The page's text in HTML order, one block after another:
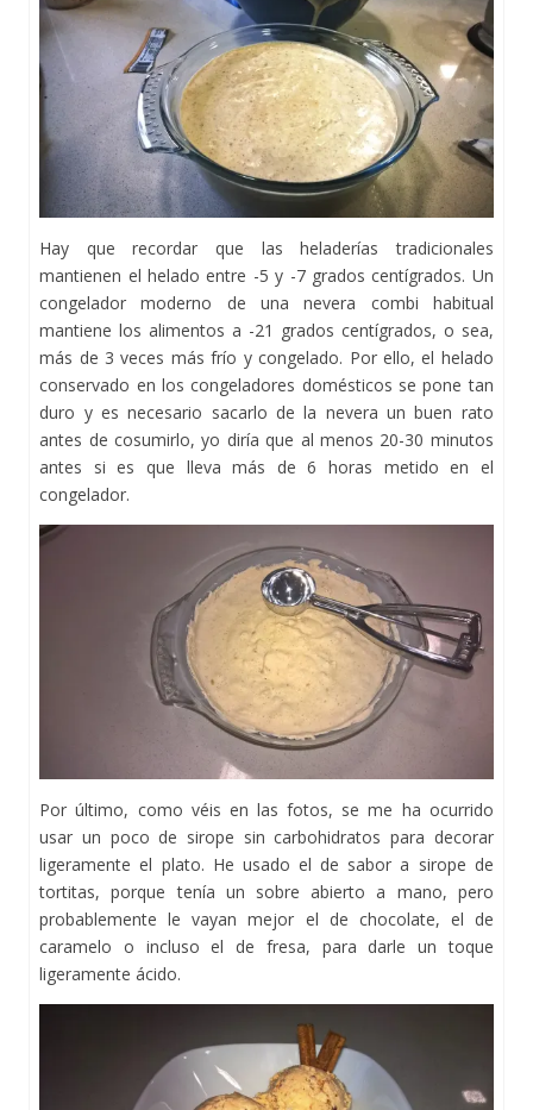
Hay que recordar que las heladerías tradicionales
mantienen el helado entre -5 y -7 grados centígrados. Un
congelador moderno de una nevera combi habitual
mantiene los alimentos a -21 grados centígrados, o sea,
más de 3 veces más frío y congelado. Por ello, el helado
conservado en los congeladores domésticos se pone tan
duro y es necesario sacarlo de la nevera un buen rato
antes de cosumirlo, yo diría que al menos 20-30 minutos
antes si es que lleva más de 6 horas metido en el
congelador.
Por último, como véis en las fotos, se me ha ocurrido
usar un poco de sirope sin carbohidratos para decorar
ligeramente el plato. He usado el de sabor a sirope de
tortitas, porque tenía un sobre abierto a mano, pero
probablemente le vayan mejor el de chocolate, el de
caramelo o incluso el de fresa, para darle un toque
ligeramente ácido.